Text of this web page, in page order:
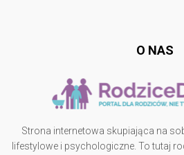
O NAS
Strona internetowa skupiająca na
lifestylowe i psychologiczne. To tutaj